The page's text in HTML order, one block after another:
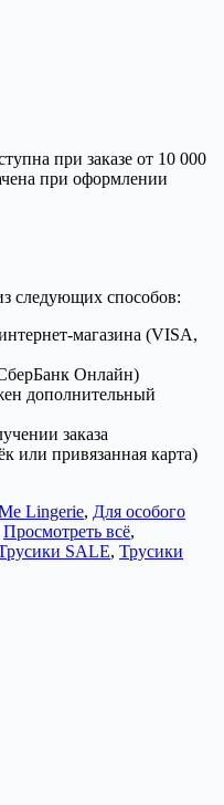
при заказе от 10 000
при оформлении
следующих способов:
магазина (VISA,
Онлайн)
дополнительный
заказа
привязанная карта)
Lingerie, Для особого
Просмотреть всё,
SALE, Трусики